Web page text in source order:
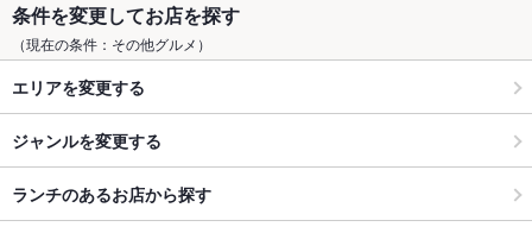
条件を変更してお店を探す
（現在の条件：その他グルメ）
エリアを変更する
ジャンルを変更する
ランチのあるお店から探す